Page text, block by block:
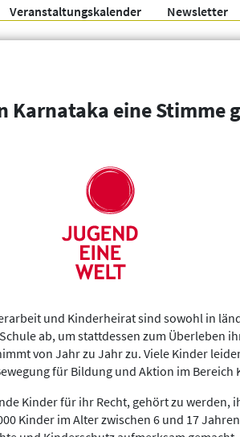
Veranstaltungskalender Newsletter
Karnataka eine Stimme
und Kinderheirat sind sowohl in
ab, um stattdessen zum Überleben
von Jahr zu Jahr zu. Viele Kinder
für Bildung und Aktion im
Kinder für ihr Recht, gehört zu
Kinder im Alter zwischen 6 und 17